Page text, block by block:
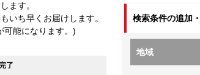
ます。
いち早くお届けします。
可能になります。)
了
検索条件の追加
地域